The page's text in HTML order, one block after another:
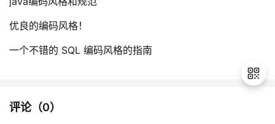
优良的编码风格！
一个不错的 SQL 编码风格的指南
评论（0）